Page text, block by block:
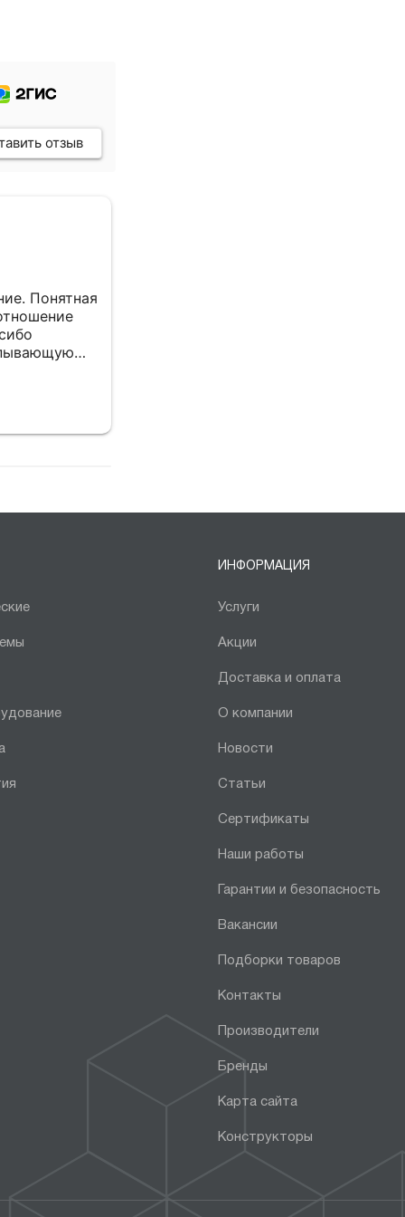
отзыв
Понятная
ИНФОРМАЦИЯ
Услуги
Акции
Доставка и оплата
О компании
Новости
Статьи
Сертификаты
Наши работы
Гарантии и безопасность
Вакансии
Подборки товаров
Контакты
Производители
Бренды
Карта сайта
Конструкторы